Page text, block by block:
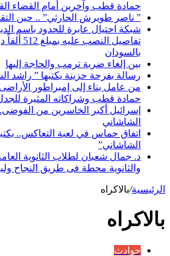
حمادة قطب وآخرين أمام القضاء
” ناصر طويرش الحارثي” .. حين
شبكة احتيال عابرة للحدود باسم
تفاصيل
بالسودان
بين إلغاء ضربة ترمب والحاجة إليها
رسالة بفرحة حزينة يكتبها ” راشد
من عامل بناء إلى إمبراطور
حمادة قطب وشراكاته المثيرة
إسرائيل أكبر الخاسرين من الفوضى..
الشاشاني
اتفاق حماس في لعبة التعاكس..
الشاشاني”
د. جمال شعبان لطلاب الثانوية
والثانوية محطة فى طريق النجاح
الرئيسية/بالاكراه
بالاكراه
حوادث